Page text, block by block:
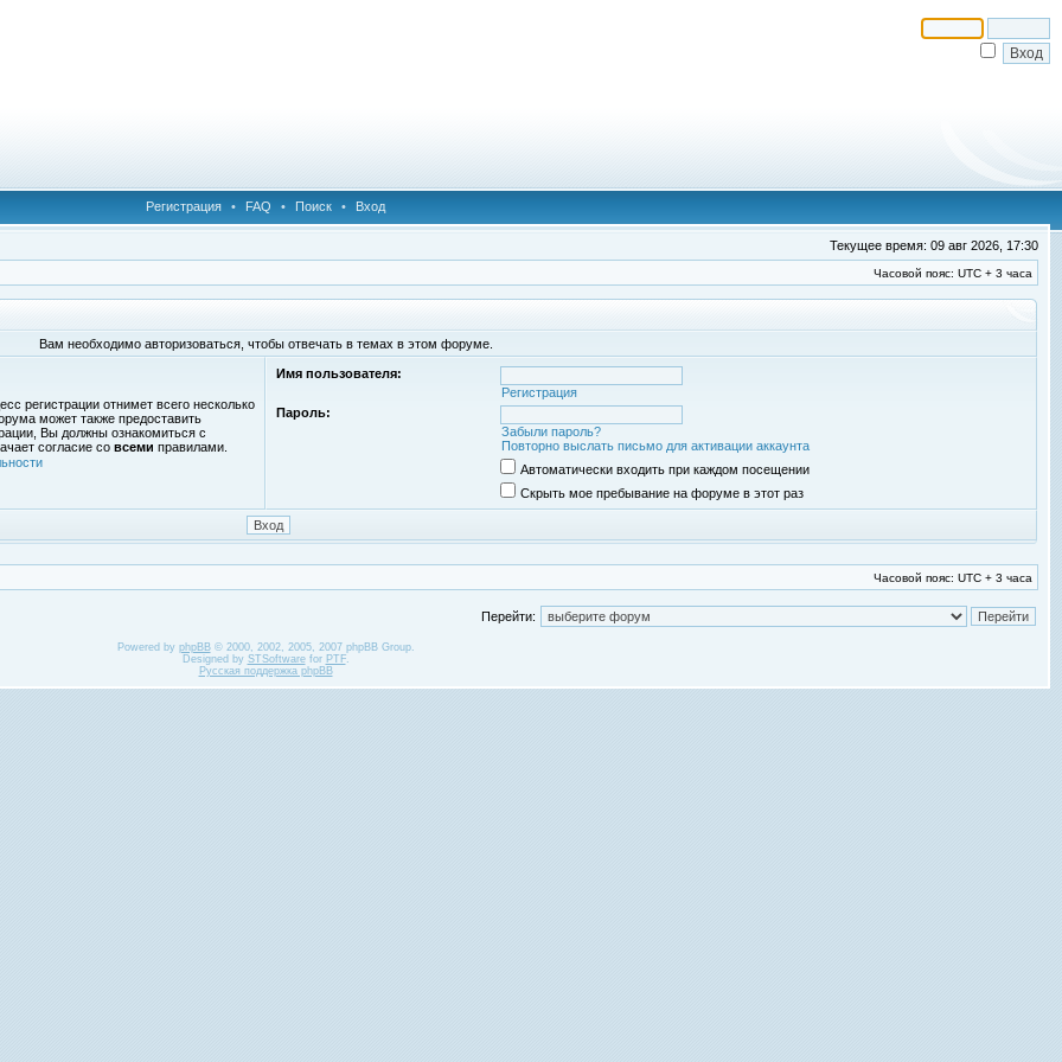
Регистрация • FAQ • Поиск • Вход
Текущее время: 09 авг 2026, 17:30
Часовой пояс: UTC + 3 часа
Вам необходимо авторизоваться, чтобы отвечать в темах в этом форуме.
регистрации отнимет всего несколько
может также предоставить
Вы должны ознакомиться с
согласие со всеми правилами.
Имя пользователя:
Регистрация
Пароль:
Забыли пароль?
Повторно выслать письмо для активации аккаунта
Автоматически входить при каждом посещении
Скрыть мое пребывание на форуме в этот раз
Часовой пояс: UTC + 3 часа
Перейти:
Powered by phpBB© 2000, 2002, 2005, 2007 phpBB Group.
Designed by STSoftwarefor PTF.
Русская поддержка phpBB